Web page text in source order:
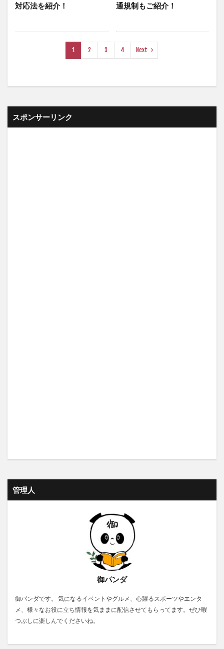
対応法を紹介！
通規制もご紹介！
1 2 3 4 Next
スポンサーリンク
管理人
御パンダ
御パンダです。 気になるイベントやグルメ、心躍るスポーツやエンタ
メ、様々なお役に立ち情報を気ままに配信させてもらってます。ぜひ暇
つぶしに楽しんでくださいね。